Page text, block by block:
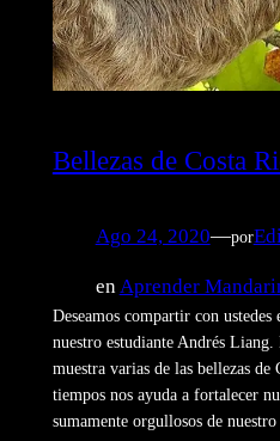
Bellezas de Costa
Ago 24, 2020—por
enAprender
Deseamos compartir con ustedes
nuestro estudiante Andrés Liang.
muestra varias de las bellezas de
tiempos nos ayuda a fortalecer
sumamente orgullosos de